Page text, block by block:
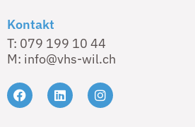
Kontakt
T: 079 199 10 44
M: info@vhs-wil.ch